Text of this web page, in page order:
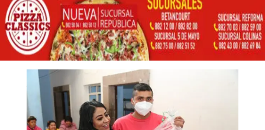
Inicio 5 Uncategorized 5
DIF ESTATAL ENTREGA DESPENSA Y REGALOS EN CAS
PARTICULARES
DIF ESTATAL ENTREGA
DESPENSA Y REGALOS
EN CAS PARTICULARES
Uncategorized
28 diciembre, 2022